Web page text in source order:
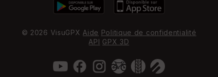
© 2026 VisuGPX Aide Politique de confidentialité
API GPX 3D